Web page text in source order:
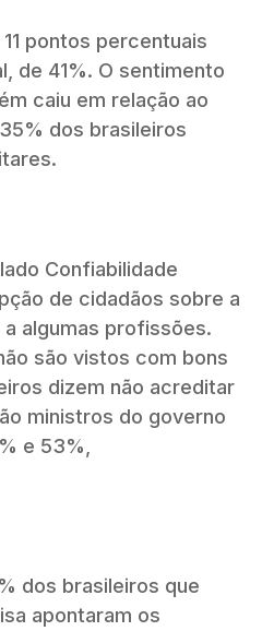
pontos percentuais
de 41%. O sentimento
caiu em relação ao
dos brasileiros
Confiabilidade
de cidadãos sobre a
algumas profissões.
são vistos com bons
dizem não acreditar
ministros do governo
e 53%,
dos brasileiros que
apontaram os